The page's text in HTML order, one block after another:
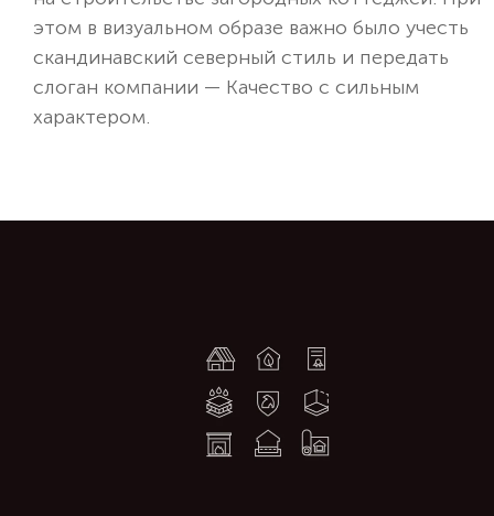
этом в визуальном образе важно было учесть
скандинавский северный стиль и передать
слоган компании — Качество с сильным
характером.